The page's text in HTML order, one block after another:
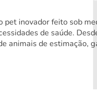
pet inovador feito sob
de saúde.
animais de estimação,